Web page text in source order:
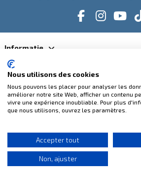
Informatie
Categorieën
Contacteer ons
Nous utilisons des cookies
Nous pouvons les placer pour analyser les
améliorer notre site Web, afficher un contenu
vivre une expérience inoubliable. Pour plus
que nous utilisons, ouvrez les paramètres.
Accepter tout
Non, ajuster